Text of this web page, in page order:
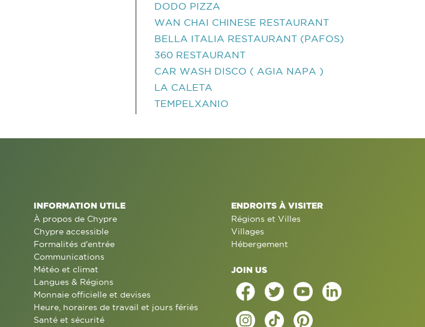
DODO PIZZA
WAN CHAI CHINESE RESTAURANT
BELLA ITALIA RESTAURANT (PAFOS)
360 RESTAURANT
CAR WASH DISCO ( AGIA NAPA )
LA CALETA
TEMPELXANIO
INFORMATION UTILE
À propos de Chypre
Chypre accessible
Formalités d'entrée
Communications
Météo et climat
Langues & Régions
Monnaie officielle et devises
Heure, horaires de travail et jours fériés
Santé et sécurité
ENDROITS À VISITER
Régions et Villes
Villages
Hébergement
JOIN US